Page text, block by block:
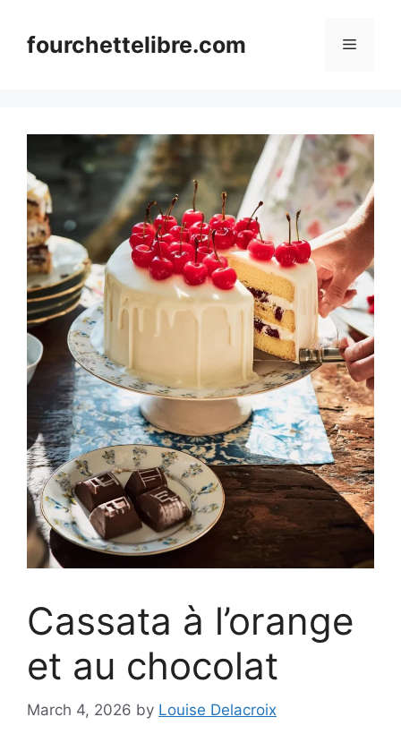
contentfourchettelibre.com Menu
Cassata à l’orange
et au chocolat
March 4, 2026 by Louise Delacroix